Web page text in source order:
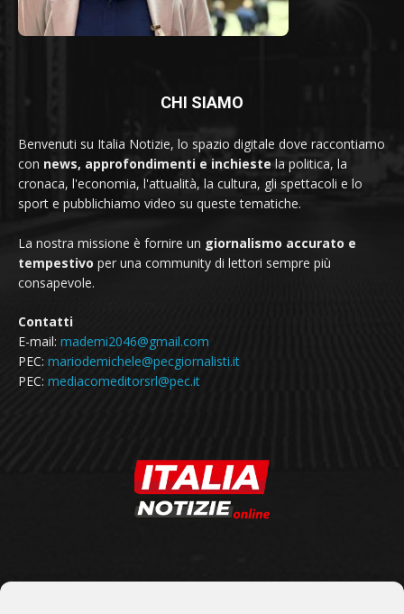
CHI SIAMO
Benvenuti su Italia Notizie, lo spazio digitale dove raccontiamo
con news, approfondimenti e inchieste la politica, la
cronaca, l'economia, l'attualità, la cultura, gli spettacoli e lo
sport e pubblichiamo video su queste tematiche.
La nostra missione è fornire un giornalismo accurato e
tempestivo per una community di lettori sempre più
consapevole.
Contatti
E-mail: mademi2046@gmail.com
PEC: mariodemichele@pecgiornalisti.it
PEC: mediacomeditorsrl@pec.it
SEGUICI SU